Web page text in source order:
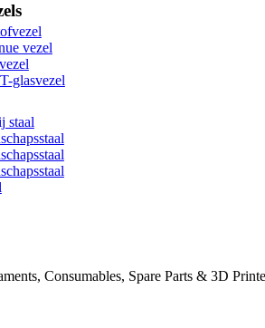
vezel
glasvezel
staal
Consumables, Spare Parts & 3D